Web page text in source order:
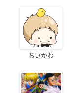
ちいかわ